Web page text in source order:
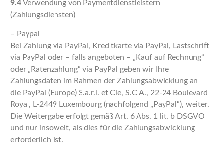
9.4Verwendung von Paymentdienstleistern
(Zahlungsdiensten)
– Paypal
Bei Zahlung via PayPal, Kreditkarte via PayPal, Lastschrift
via PayPal oder – falls angeboten – „Kauf auf Rechnung“
oder „Ratenzahlung“ via PayPal geben wir Ihre
Zahlungsdaten im Rahmen der Zahlungsabwicklung an
die PayPal (Europe) S.a.r.l. et Cie, S.C.A., 22-24 Boulevard
Royal, L-2449 Luxembourg (nachfolgend „PayPal“), weiter.
Die Weitergabe erfolgt gemäß Art. 6 Abs. 1 lit. b DSGVO
und nur insoweit, als dies für die Zahlungsabwicklung
erforderlich ist.